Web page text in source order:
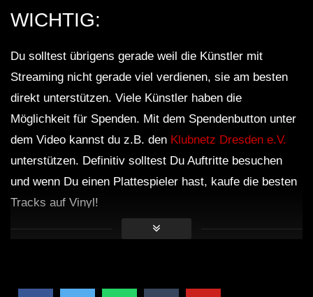
30.03.2019 VIDEOSET
Fusion Club Münster 21.09.2019
Minupren – Eine tekkige
Frenchcore Mix) – Videoset by Steen
Motion
[Hardtekk] ZAHNI LIVE SET –
NATURE ONE 2017
STERNE 2018 SET
WICHTIG:
Du solltest übrigens gerade weil die Künstler mit
Streaming nicht gerade viel verdienen, sie am besten
direkt unterstützen. Viele Künstler haben die
Möglichkeit für Spenden. Mit dem Spendenbutton unter
dem Video kannst du z.B. den Klubnetz Dresden e.V.
unterstützen. Definitiv solltest Du Auftritte besuchen
und wenn Du einen Plattespieler hast, kaufe die besten
Tracks auf Vinyl!